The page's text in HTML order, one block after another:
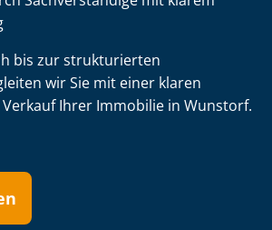
bis zur strukturierten
wir Sie mit einer klaren
Ihrer Immobilie in Wunstorf.